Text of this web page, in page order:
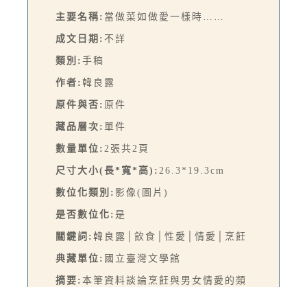
主要名稱: 當做菜如做愛一樣時……
成文日期: 不詳
類別: 手稿
作者: 韓良露
原件與否: 原件
藏品層次: 單件
數量單位: 2張共2頁
尺寸大小(長*寬*高): 26.3*19.3cm
數位化類別: 影像(圖片)
是否數位化: 是
關鍵詞: 韓良露│飲食│性愛│情愛│烹飪
典藏單位: 國立臺灣文學館
摘要: 本筆資料談論烹飪與男女情愛的類